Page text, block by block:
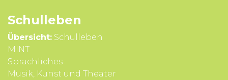
Schul­leben
Übersicht: Schulleben
MINT
Sprach­liches
Musik, Kunst und Theater